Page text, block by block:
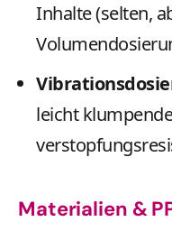
Inhalte (selten,
leicht
Materialien &